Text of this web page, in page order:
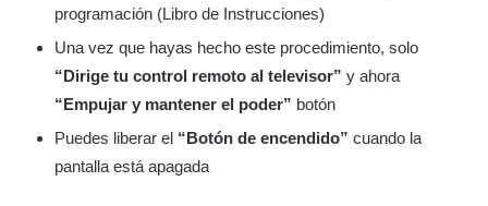
programación (Libro de Instrucciones)
Una vez que hayas hecho este procedimiento, solo
“Dirige tu control remoto al televisor” y ahora
“Empujar y mantener el poder” botón
Puedes liberar el “Botón de encendido” cuando la
pantalla está apagada